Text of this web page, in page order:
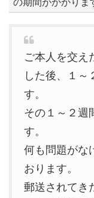
の期間がかかりま
ご本人を交え
した後、１～
す。
その１～２週
す。
何も問題がな
おります。
郵送されてき